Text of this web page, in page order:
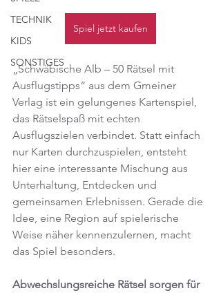
TECHNIK
KIDS
SONSTIGES
Spiel jetzt kaufen
„Schwäbische Alb – 50 Rätsel mit
Ausflugstipps“ aus dem Gmeiner
Verlag ist ein gelungenes Kartenspiel,
das Rätselspaß mit echten
Ausflugszielen verbindet. Statt einfach
nur Karten durchzuspielen, entsteht
hier eine interessante Mischung aus
Unterhaltung, Entdecken und
gemeinsamen Erlebnissen. Gerade die
Idee, eine Region auf spielerische
Weise näher kennenzulernen, macht
das Spiel besonders.
Abwechslungsreiche Rätsel sorgen für